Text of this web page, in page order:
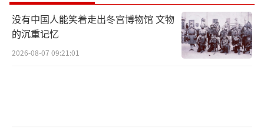
没有中国人能笑着走出冬宫博物馆 文物
的沉重记忆
2026-08-07 09:21:01